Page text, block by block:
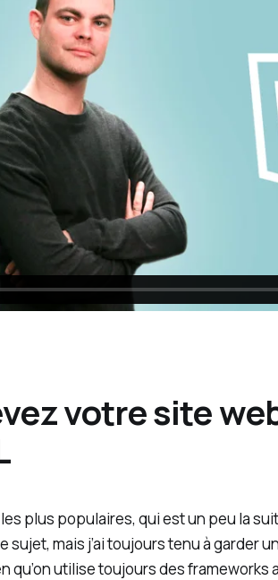
votre site
les plus populaires, qui est un peu la
sujet, mais j’ai toujours tenu à garder
qu’on utilise toujours des frameworks